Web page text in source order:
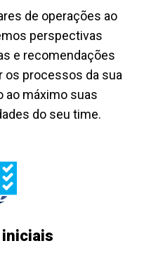
de operações ao
perspectivas
e recomendações
os processos da sua
ao máximo suas
do seu time.